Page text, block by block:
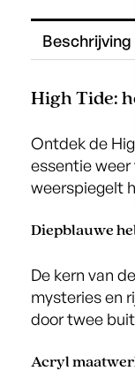
Beschrijving
High Tide:
Ontdek de
essentie
weerspiegelt
Diepblauwe
De kern van
mysteries en
door twee
Acryl